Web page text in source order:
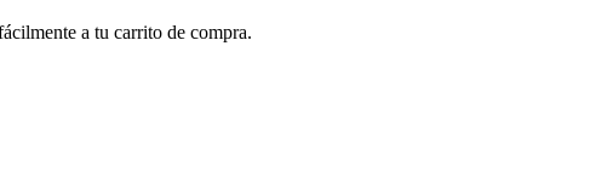
a tu carrito de compra.